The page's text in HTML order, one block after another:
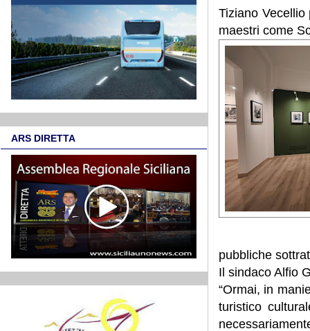
Tiziano
maestri come
pubbliche
Il sindaco Alfio
“Ormai, in
turistico
ARS DIRETTA